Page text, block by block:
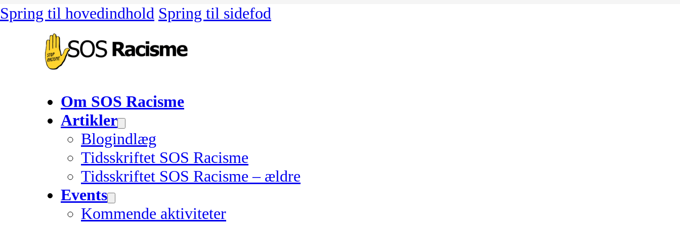
Spring til hovedindhold Spring til sidefod
Om SOS Racisme
Artikler
Blogindlæg
Tidsskriftet SOS Racisme
Tidsskriftet SOS Racisme – ældre
Events
Kommende aktiviteter